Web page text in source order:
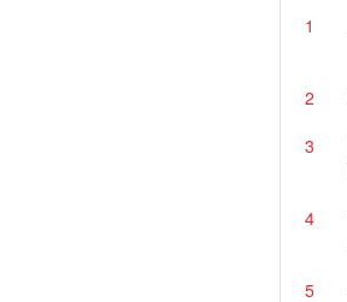
1
2
3
4
5